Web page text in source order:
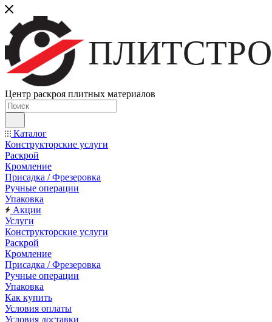
Центр раскроя плитных материалов
Каталог
Конструкторские услуги
Раскрой
Кромление
Присадка / Фрезеровка
Ручные операции
Упаковка
Акции
Услуги
Конструкторские услуги
Раскрой
Кромление
Присадка / Фрезеровка
Ручные операции
Упаковка
Как купить
Условия оплаты
Условия доставки